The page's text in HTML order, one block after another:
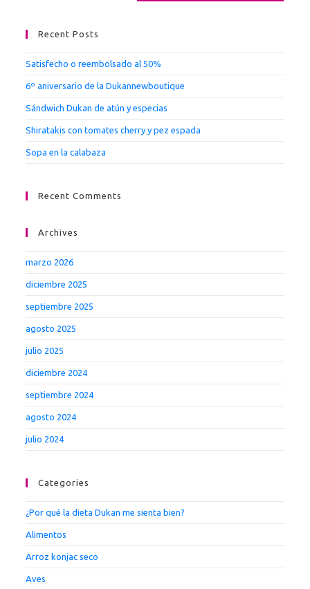
Recent Posts
Satisfecho o reembolsado al 50%
6º aniversario de la Dukannewboutique
Sándwich Dukan de atún y especias
Shiratakis con tomates cherry y pez espada
Sopa en la calabaza
Recent Comments
Archives
marzo 2026
diciembre 2025
septiembre 2025
agosto 2025
julio 2025
diciembre 2024
septiembre 2024
agosto 2024
julio 2024
Categories
¿Por qué la dieta Dukan me sienta bien?
Alimentos
Arroz konjac seco
Aves